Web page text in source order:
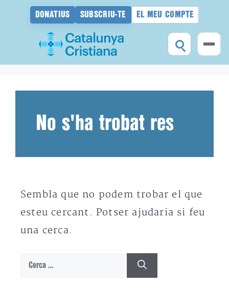
DONATIUS SUBSCRIU-TE EL MEU COMPTE
No s'ha trobat res
Sembla que no podem trobar el que
esteu cercant. Potser ajudaria si feu
una cerca.
Cerca: